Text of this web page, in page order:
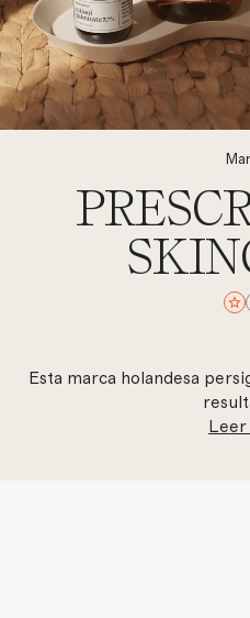
Esta marca holandesa
Leer